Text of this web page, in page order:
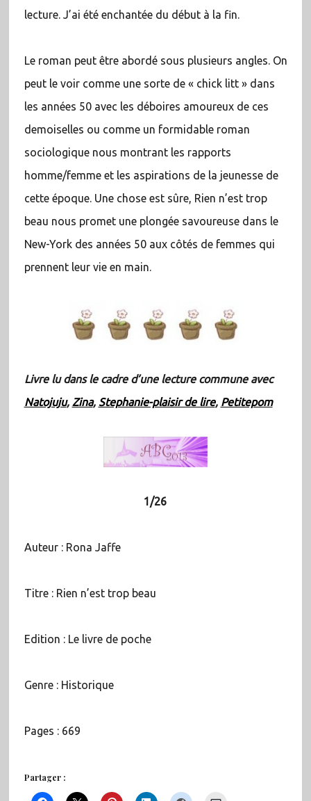
lecture. J’ai été enchantée du début à la fin.
Le roman peut être abordé sous plusieurs angles. On
peut le voir comme une sorte de « chick litt » dans
les années 50 avec les déboires amoureux de ces
demoiselles ou comme un formidable roman
sociologique nous montrant les rapports
homme/femme et les aspirations de la jeunesse de
cette époque. Une chose est sûre, Rien n’est trop
beau nous promet une plongée savoureuse dans le
New-York des années 50 aux côtés de femmes qui
prennent leur vie en main.
Livre lu dans le cadre d’une lecture commune avec
Natojuju, Zina, Stephanie-plaisir de lire, Petitepom
1/26
Auteur : Rona Jaffe
Titre : Rien n’est trop beau
Edition : Le livre de poche
Genre : Historique
Pages : 669
Partager :